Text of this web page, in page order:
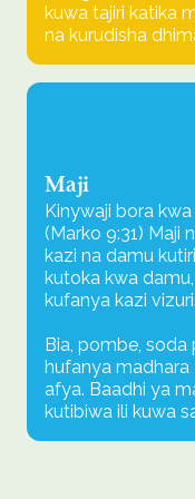
kuwa tajiri katika
na kurudisha
Maji
Kinywaji bora kwa
(Marko 9:31) Maji
kazi na damu
kutoka kwa
kufanya kazi vizuri.
Bia, pombe, soda
hufanya madhara
afya. Baadhi ya
kutibiwa ili kuwa